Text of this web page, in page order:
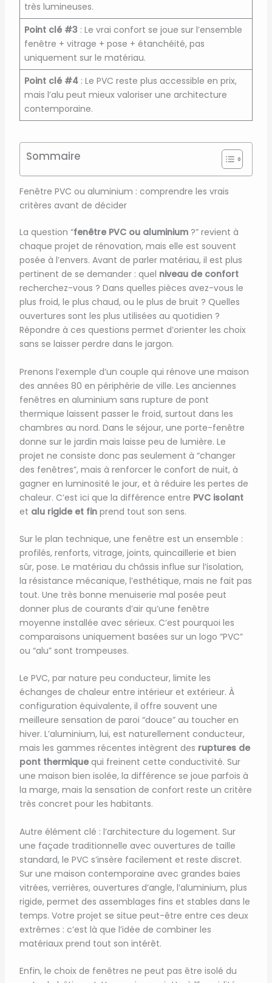
très lumineuses.
Point clé #3 : Le vrai confort se joue sur l’ensemble
fenêtre + vitrage + pose + étanchéité, pas
uniquement sur le matériau.
Point clé #4: Le PVC reste plus accessible en prix,
mais l’alu peut mieux valoriser une architecture
contemporaine.
Sommaire
Fenêtre PVC ou aluminium : comprendre les vrais
critères avant de décider
La question “fenêtre PVC ou aluminium?” revient à
chaque projet de rénovation, mais elle est souvent
posée à l’envers. Avant de parler matériau, il est plus
pertinent de se demander : quel niveau de confort
recherchez-vous ? Dans quelles pièces avez-vous le
plus froid, le plus chaud, ou le plus de bruit ? Quelles
ouvertures sont les plus utilisées au quotidien ?
Répondre à ces questions permet d’orienter les choix
sans se laisser perdre dans le jargon.
Prenons l’exemple d’un couple qui rénove une maison
des années 80 en périphérie de ville. Les anciennes
fenêtres en aluminium sans rupture de pont
thermique laissent passer le froid, surtout dans les
chambres au nord. Dans le séjour, une porte-fenêtre
donne sur le jardin mais laisse peu de lumière. Le
projet ne consiste donc pas seulement à “changer
des fenêtres”, mais à renforcer le confort de nuit, à
gagner en luminosité le jour, et à réduire les pertes de
chaleur. C’est ici que la différence entre PVC isolant
et alu rigide et finprend tout son sens.
Sur le plan technique, une fenêtre est un ensemble :
profilés, renforts, vitrage, joints, quincaillerie et bien
sûr, pose. Le matériau du châssis influe sur l’isolation,
la résistance mécanique, l’esthétique, mais ne fait pas
tout. Une très bonne menuiserie mal posée peut
donner plus de courants d’air qu’une fenêtre
moyenne installée avec sérieux. C’est pourquoi les
comparaisons uniquement basées sur un logo “PVC”
ou “alu” sont trompeuses.
Le PVC, par nature peu conducteur, limite les
échanges de chaleur entre intérieur et extérieur. À
configuration équivalente, il offre souvent une
meilleure sensation de paroi “douce” au toucher en
hiver. L’aluminium, lui, est naturellement conducteur,
mais les gammes récentes intègrent des ruptures de
pont thermiquequi freinent cette conductivité. Sur
une maison bien isolée, la différence se joue parfois à
la marge, mais la sensation de confort reste un critère
très concret pour les habitants.
Autre élément clé : l’architecture du logement. Sur
une façade traditionnelle avec ouvertures de taille
standard, le PVC s’insère facilement et reste discret.
Sur une maison contemporaine avec grandes baies
vitrées, verrières, ouvertures d’angle, l’aluminium, plus
rigide, permet des assemblages fins et stables dans le
temps. Votre projet se situe peut-être entre ces deux
extrêmes : c’est là que l’idée de combiner les
matériaux prend tout son intérêt.
Enfin, le choix de fenêtres ne peut pas être isolé du